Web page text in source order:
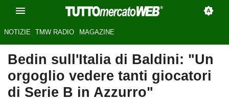
NOTIZIE TMW RADIO MAGAZINE
Bedin sull'Italia di Baldini: "Un
orgoglio vedere tanti giocatori
di Serie B in Azzurro"